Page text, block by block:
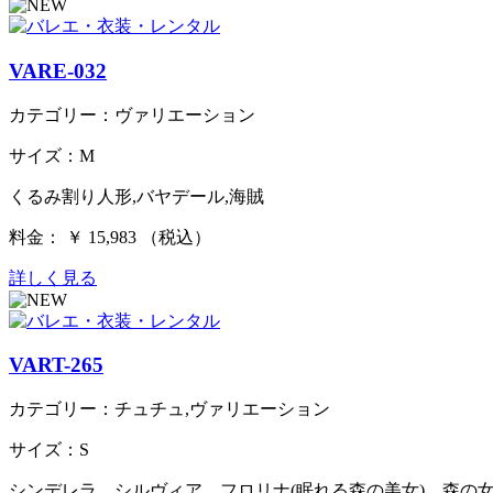
VARE-032
カテゴリー：ヴァリエーション
サイズ：M
くるみ割り人形,バヤデール,海賊
料金： ￥ 15,983 （税込）
詳しく見る
VART-265
カテゴリー：チュチュ,ヴァリエーション
サイズ：S